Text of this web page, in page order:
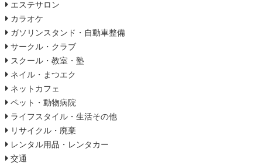
エステサロン
カラオケ
ガソリンスタンド・自動車整備
サークル・クラブ
スクール・教室・塾
ネイル・まつエク
ネットカフェ
ペット・動物病院
ライフスタイル・生活その他
リサイクル・廃棄
レンタル用品・レンタカー
交通